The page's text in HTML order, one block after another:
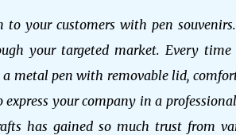
your customers with pen
your targeted market. Every time
metal pen with removable lid,
your company in a
has gained so much trust from